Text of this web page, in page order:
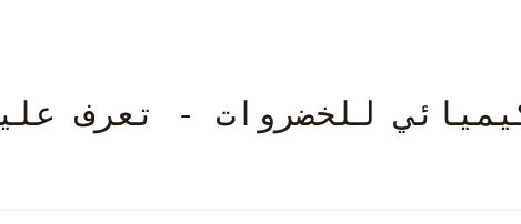
للخضروات - تعرف